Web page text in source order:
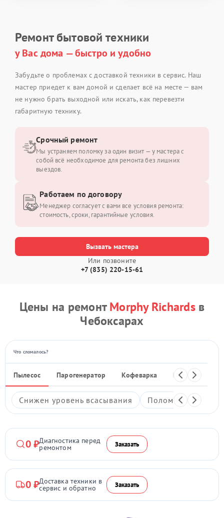
Ремонт бытовой техники
у Вас дома — быстро и удобно
Забудьте о проблемах с доставкой техники в сервис. Наш
мастер приедет к вам домой и сделает всё на месте — вам
не нужно брать выходной или искать, как перевезти
габаритную технику.
Вызвать мастера
Или позвоните
+7 (835) 220-15-61
Срочный ремонт
Мы устраняем поломку за один визит — у мастера с
собой всё необходимое для ремонта без лишних
выездов.
Работаем по договору
Менеджер согласует с вами все условия ремонта:
стоимость, сроки, гарантийные условия.
Цены на ремонтMorphy Richardsв
Чебоксарах
Что сломалось?
Пылесос Парогенератор Кофеварка Кухонный
Снижен уровень всасывания Поломка кнопки
0 ₽Диагностика перед
ремонтом Заказать
0 ₽Доставка техники в
сервис и обратно Заказать